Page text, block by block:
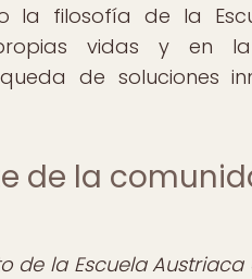
la filosofía de la
vidas y en
de soluciones
de la
de la Escuela